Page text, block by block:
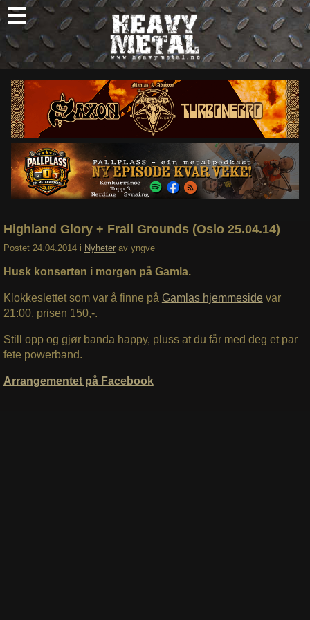
Skip
to
content
Nyheter
Omtaler
Intervjuer
Om oss
Abonner
Søk
Highland Glory + Frail Grounds (Oslo 25.04.14)
Postet 24.04.2014 i Nyheter av yngve
Husk konserten i morgen på Gamla.
Klokkeslettet som var å finne på Gamlas hjemmesidevar
21:00, prisen 150,-.
Still opp og gjør banda happy, pluss at du får med deg et par
fete powerband.
Arrangementet på Facebook